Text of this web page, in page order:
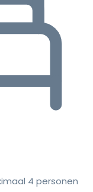
4 personen